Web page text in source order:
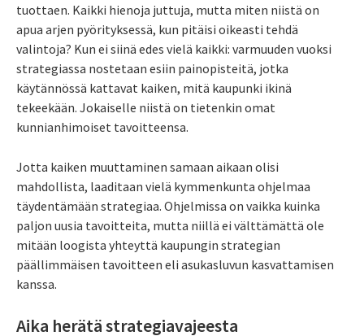
tuottaen. Kaikki hienoja juttuja, mutta miten niistä on
apua arjen pyörityksessä, kun pitäisi oikeasti tehdä
valintoja? Kun ei siinä edes vielä kaikki: varmuuden vuoksi
strategiassa nostetaan esiin painopisteitä, jotka
käytännössä kattavat kaiken, mitä kaupunki ikinä
tekeekään. Jokaiselle niistä on tietenkin omat
kunnianhimoiset tavoitteensa.
Jotta kaiken muuttaminen samaan aikaan olisi
mahdollista, laaditaan vielä kymmenkunta ohjelmaa
täydentämään strategiaa. Ohjelmissa on vaikka kuinka
paljon uusia tavoitteita, mutta niillä ei välttämättä ole
mitään loogista yhteyttä kaupungin strategian
päällimmäisen tavoitteen eli asukasluvun kasvattamisen
kanssa.
Aika herätä strategiavajeesta